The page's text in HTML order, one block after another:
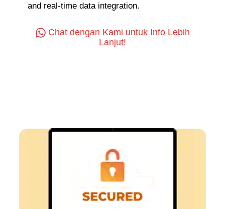
and real-time data integration.
Chat dengan Kami untuk Info Lebih
Lanjut!